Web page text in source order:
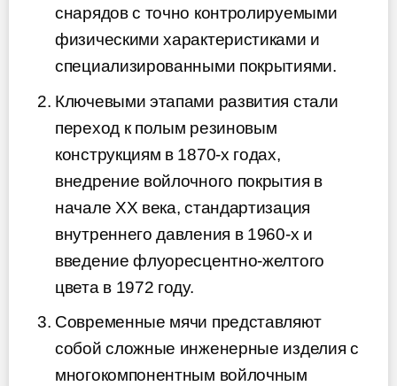
снарядов с точно контролируемыми
физическими характеристиками и
специализированными покрытиями.
Ключевыми этапами развития стали
переход к полым резиновым
конструкциям в 1870-х годах,
внедрение войлочного покрытия в
начале XX века, стандартизация
внутреннего давления в 1960-х и
введение флуоресцентно-желтого
цвета в 1972 году.
Современные мячи представляют
собой сложные инженерные изделия с
многокомпонентным войлочным